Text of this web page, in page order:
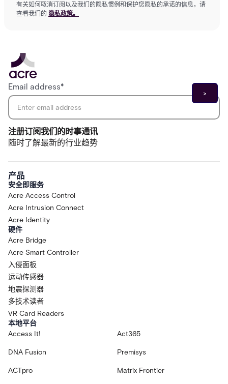
有关如何取消订阅以及我们的隐私惯例和保护您隐私的承诺的信息，请
查看我们的 隐私政策。
注册订阅我们的时事通讯
随时了解最新的行业趋势
Email address*
产品
安全即服务
Acre Access Control
Acre Intrusion Connect
Acre Identity
硬件
Acre Bridge
Acre Smart Controller
入侵面板
运动传感器
地震探测器
多技术读者
VR Card Readers
本地平台
Access It!
Act365
DNA Fusion Premisys
ACTpro Matrix Frontier